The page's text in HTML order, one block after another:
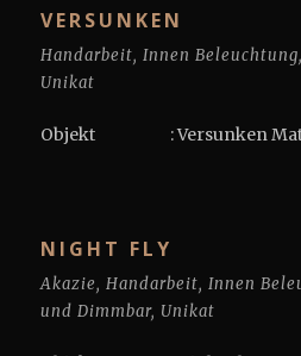
VERSUNKEN
Handarbeit, Innen Beleuchtung,
Unikat
Objekt : Versunken
NIGHT FLY
Akazie, Handarbeit, Innen
und Dimmbar, Unikat